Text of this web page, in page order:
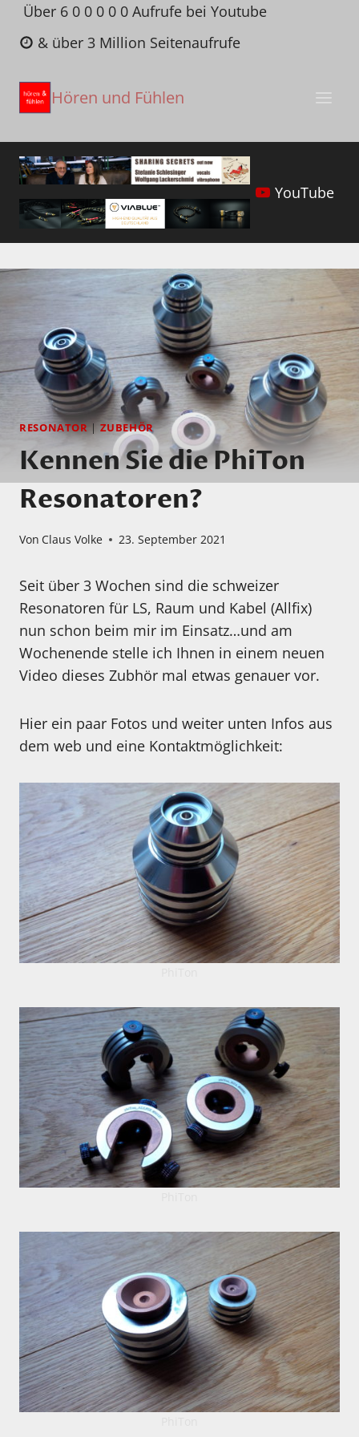
Zum
Inhalt
springen
Über 6 0 0 0 0 0 Aufrufe bei Youtube
& über 3 Million Seitenaufrufe
Hören und Fühlen
YouTube
RESONATOR|ZUBEHÖR
Kennen Sie die PhiTon
Resonatoren?
Von Claus Volke 23. September 2021
Seit über 3 Wochen sind die schweizer
Resonatoren für LS, Raum und Kabel (Allfix)
nun schon beim mir im Einsatz…und am
Wochenende stelle ich Ihnen in einem neuen
Video dieses Zubhör mal etwas genauer vor.
Hier ein paar Fotos und weiter unten Infos aus
dem web und eine Kontaktmöglichkeit: